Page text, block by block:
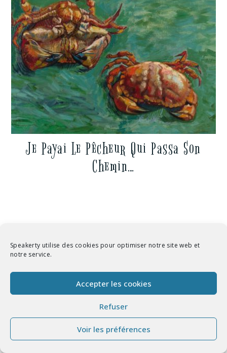
Speakerty utilise des cookies pour optimiser notre site web et
notre service.
Accepter les cookies
Refuser
Voir les préférences
Je Payai Le Pêcheur Qui Passa Son
Chemin…
Recevez chaque semaine les nouveaux textes et
E-mail*